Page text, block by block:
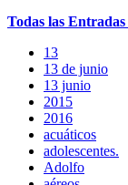
Todas las Entradas
13
13 de junio
13 junio
2015
2016
acuáticos
adolescentes.
Adolfo